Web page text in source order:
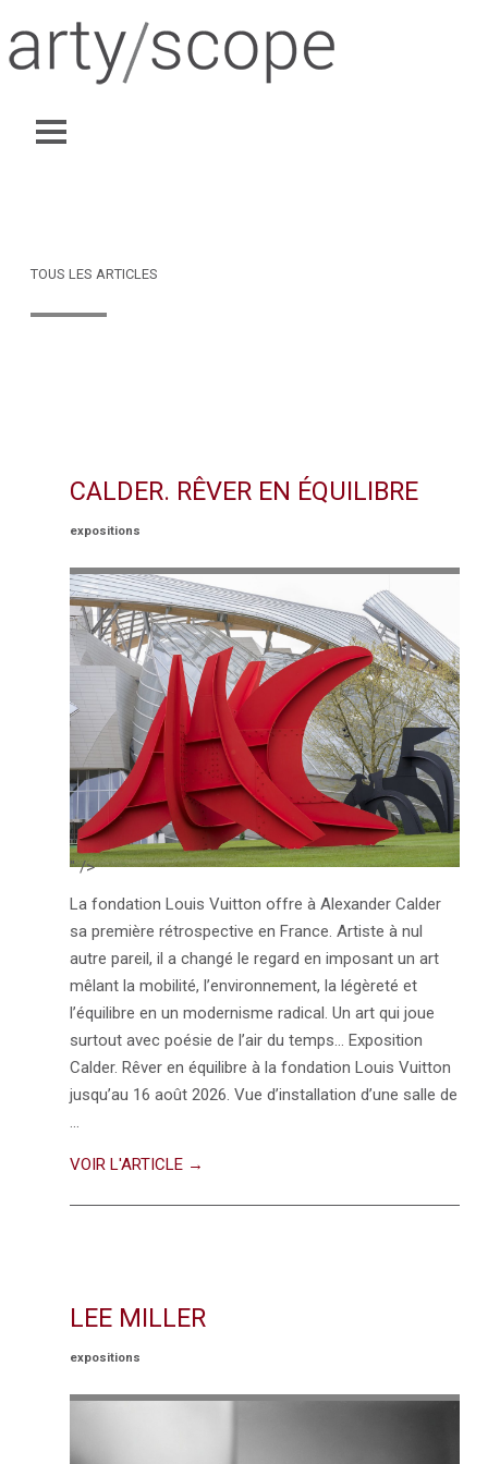
TOUS LES ARTICLES
CALDER. RÊVER EN ÉQUILIBRE
expositions
" />
La fondation Louis Vuitton offre à Alexander Calder
sa première rétrospective en France. Artiste à nul
autre pareil, il a changé le regard en imposant un art
mêlant la mobilité, l’environnement, la légèreté et
l’équilibre en un modernisme radical. Un art qui joue
surtout avec poésie de l’air du temps… Exposition
Calder. Rêver en équilibre à la fondation Louis Vuitton
jusqu’au 16 août 2026. Vue d’installation d’une salle de
VOIR L'ARTICLE →
LEE MILLER
expositions